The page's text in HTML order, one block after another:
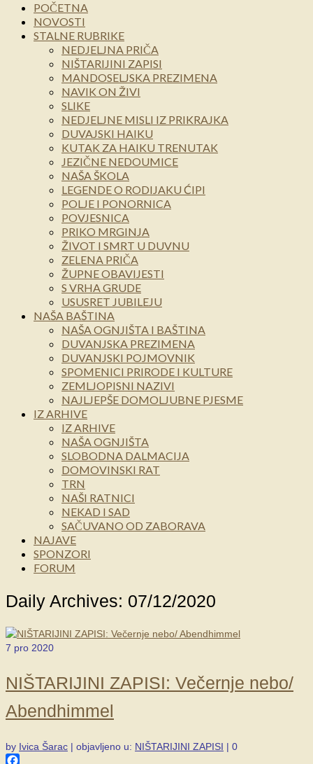
POČETNA
NOVOSTI
STALNE RUBRIKE
NEDJELJNA PRIČA
NIŠTARIJINI ZAPISI
MANDOSELJSKA PREZIMENA
NAVIK ON ŽIVI
SLIKE
NEDJELJNE MISLI IZ PRIKRAJKA
DUVAJSKI HAIKU
KUTAK ZA HAIKU TRENUTAK
JEZIČNE NEDOUMICE
NAŠA ŠKOLA
LEGENDE O RODIJAKU ĆIPI
POLJE I PONORNICA
POVJESNICA
PRIKO MRGINJA
ŽIVOT I SMRT U DUVNU
ZELENA PRIČA
ŽUPNE OBAVIJESTI
S VRHA GRUDE
USUSRET JUBILEJU
NAŠA BAŠTINA
NAŠA OGNJIŠTA I BAŠTINA
DUVANJSKA PREZIMENA
DUVANJSKI POJMOVNIK
SPOMENICI PRIRODE I KULTURE
ZEMLJOPISNI NAZIVI
NAJLJEPŠE DOMOLJUBNE PJESME
IZ ARHIVE
IZ ARHIVE
NAŠA OGNJIŠTA
SLOBODNA DALMACIJA
DOMOVINSKI RAT
TRN
NAŠI RATNICI
NEKAD I SAD
SAČUVANO OD ZABORAVA
NAJAVE
SPONZORI
FORUM
Daily Archives: 07/12/2020
7 pro 2020
NIŠTARIJINI ZAPISI: Večernje nebo/
Abendhimmel
by Ivica Šarac | objavljeno u: NIŠTARIJINI ZAPISI | 0